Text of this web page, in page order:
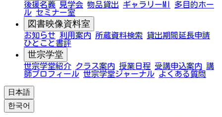
後援名義 見学会 物品貸出 ギャラリーMI
多目的ホー
ル セミナー室
図書映像資料室
お知らせ 利用案内 所蔵資料検索
貸出期間延長申請
ひとこと書評
世宗学堂
世宗学堂紹介 クラス案内 授業日程 受講申込案内 講
師プロフィール 世宗学堂ジャーナル よくある質問
日本語
한국어